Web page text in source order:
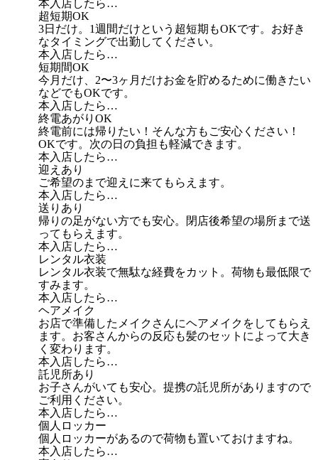
本入店したら…
超短期OK
3日だけ。1週間だけという超短期もOKです。お好き
なタイミングで出勤してください。
本入店したら…
短期間OK
今月だけ、2〜3ヶ月だけお金を貯めるために働きたい
などでもOKです。
本入店したら…
終電あがりOK
終電前には帰りたい！そんな方もご安心ください！
OKです。次の日の負担も軽減できます。
本入店したら…
迎えあり
ご希望のまで迎えに来てもらえます。
本入店したら…
送りあり
帰りの足がない方でも安心。閉店後希望の場所まで送
ってもらえます。
本入店したら…
レンタル衣装
レンタル衣装で無駄な経費をカット。荷物も最低限で
すみます。
本入店したら…
ヘアメイク
お店で準備したメイクさんにヘアメイクをしてもらえ
ます。お客さんからの反応も髪のセットによって大き
く変わります。
本入店したら…
託児所あり
お子さんがいても安心。提携の託児所がありますので
ご利用ください。
本入店したら…
個人ロッカー
個人ロッカーがあるので荷物も置いておけますね。
本入店したら…